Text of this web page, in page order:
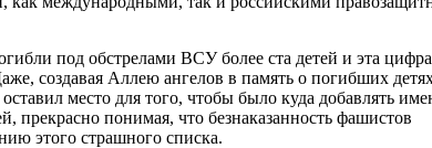
под обстрелами ВСУ более ста детей и эта
создавая Аллею ангелов в память о погибших
место для того, чтобы было куда добавлять
прекрасно понимая, что безнаказанность фашистов
этого страшного списка.